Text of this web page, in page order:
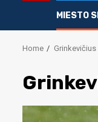
MIESTO
Home Grinkevičius